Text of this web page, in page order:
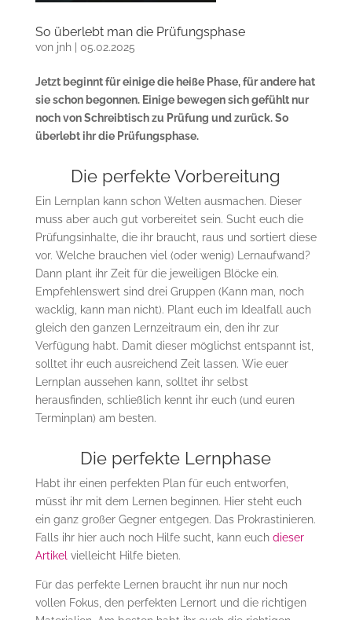
So überlebt man die Prüfungsphase
von jnh| 05.02.2025
Jetzt beginnt für einige die heiße Phase, für andere hat
sie schon begonnen. Einige bewegen sich gefühlt nur
noch von Schreibtisch zu Prüfung und zurück. So
überlebt ihr die Prüfungsphase.
Die perfekte Vorbereitung
Ein Lernplan kann schon Welten ausmachen. Dieser
muss aber auch gut vorbereitet sein. Sucht euch die
Prüfungsinhalte, die ihr braucht, raus und sortiert diese
vor. Welche brauchen viel (oder wenig) Lernaufwand?
Dann plant ihr Zeit für die jeweiligen Blöcke ein.
Empfehlenswert sind drei Gruppen (Kann man, noch
wacklig, kann man nicht). Plant euch im Idealfall auch
gleich den ganzen Lernzeitraum ein, den ihr zur
Verfügung habt. Damit dieser möglichst entspannt ist,
solltet ihr euch ausreichend Zeit lassen. Wie euer
Lernplan aussehen kann, solltet ihr selbst
herausfinden, schließlich kennt ihr euch (und euren
Terminplan) am besten.
Die perfekte Lernphase
Habt ihr einen perfekten Plan für euch entworfen,
müsst ihr mit dem Lernen beginnen. Hier steht euch
ein ganz großer Gegner entgegen. Das Prokrastinieren.
Falls ihr hier auch noch Hilfe sucht, kann euch dieser
Artikel vielleicht Hilfe bieten.
Für das perfekte Lernen braucht ihr nun nur noch
vollen Fokus, den perfekten Lernort und die richtigen